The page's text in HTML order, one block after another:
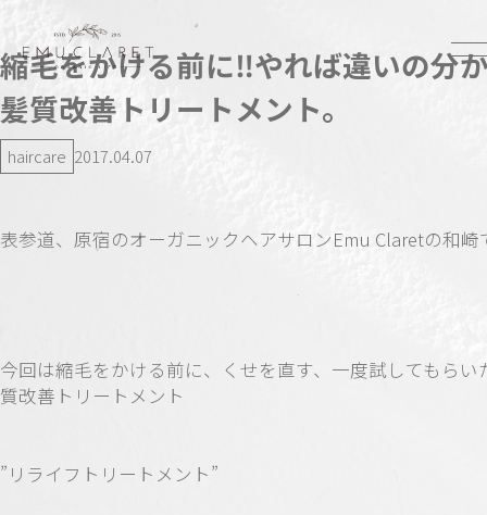
縮毛をかける前に‼︎やれば違いの分
髪質改善トリートメント。
haircare 2017.04.07
表参道、原宿のオーガニックヘアサロンEmu Claretの和崎
今回は縮毛をかける前に、くせを直す、一度試してもらい
質改善トリートメント
”リライフトリートメント”